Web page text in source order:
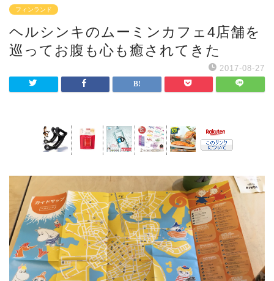
フィンランド
ヘルシンキのムーミンカフェ4店舗を
巡ってお腹も心も癒されてきた
2017-08-27